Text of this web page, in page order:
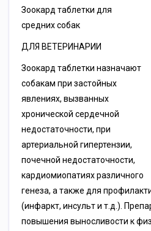
Зоокард таблетки для
средних собак
ДЛЯ ВЕТЕРИНАРИИ
Зоокард таблетки назначают
собакам при застойных
явлениях, вызванных
хронической сердечной
недостаточности, при
артериальной гипертензии,
почечной недостаточности,
кардиомиопатиях различного
генеза, а также для
(инфаркт, инсульт и т.д.).
повышения выносливости к